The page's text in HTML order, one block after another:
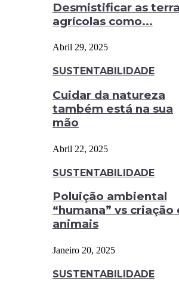
Desmistificar as
agrícolas como...
Abril 29, 2025
SUSTENTABILIDADE
Cuidar da natureza
também está na sua
mão
Abril 22, 2025
SUSTENTABILIDADE
Poluição ambiental
“humana” vs criação
animais
Janeiro 20, 2025
SUSTENTABILIDADE